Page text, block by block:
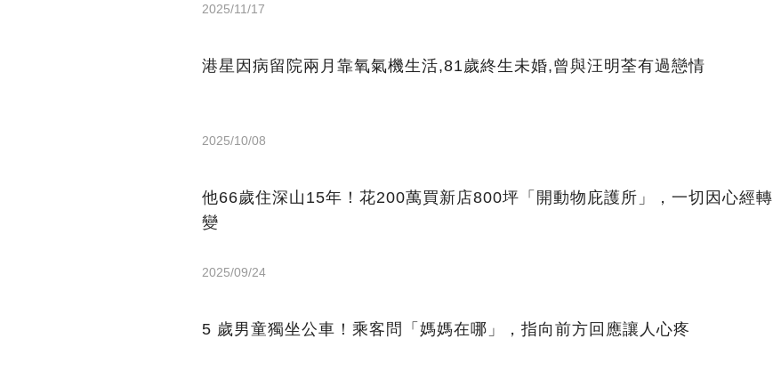
2025/11/17
港星因病留院兩月靠氧氣機生活,81歲終生未婚,曾與汪明荃有過戀情
2025/10/08
他66歲住深山15年！花200萬買新店800坪「開動物庇護所」，一切因心經轉
變
2025/09/24
5 歲男童獨坐公車！乘客問「媽媽在哪」，指向前方回應讓人心疼